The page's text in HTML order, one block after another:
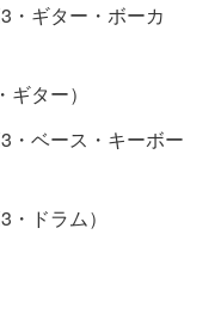
・ギター・ボーカ
ター）
・ベース・キーボー
ドラム）